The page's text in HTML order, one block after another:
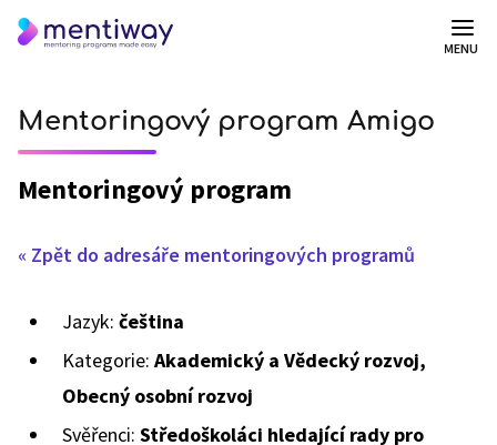
MENU
Mentoringový program Amigo
Mentoringový program
« Zpět do adresáře mentoringových programů
Jazyk: čeština
Kategorie: Akademický a Vědecký rozvoj,
Obecný osobní rozvoj
Svěřenci: Středoškoláci hledající rady pro